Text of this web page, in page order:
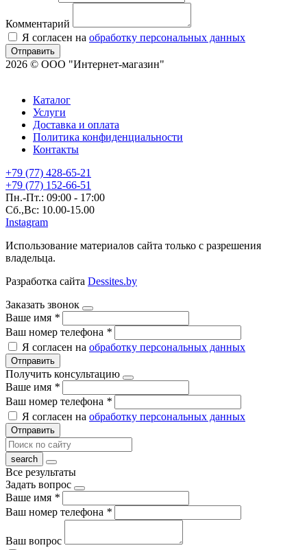
Комментарий
Я согласен на обработку персональных данных
Отправить
2026 © ООО "Интернет-магазин"
Каталог
Услуги
Доставка и оплата
Политика конфиденциальности
Контакты
+79 (77) 428-65-21
+79 (77) 152-66-51
Пн.-Пт.: 09:00 - 17:00
Сб.,Вс: 10.00-15.00
Instagram
Использование материалов сайта только с разрешения
владельца.
Разработка сайта Dessites.by
Заказать звонок
Ваше имя *
Ваш номер телефона *
Я согласен на обработку персональных данных
Отправить
Получить консультацию
Ваше имя *
Ваш номер телефона *
Я согласен на обработку персональных данных
Отправить
Все результаты
Задать вопрос
Ваше имя *
Ваш номер телефона *
Ваш вопрос